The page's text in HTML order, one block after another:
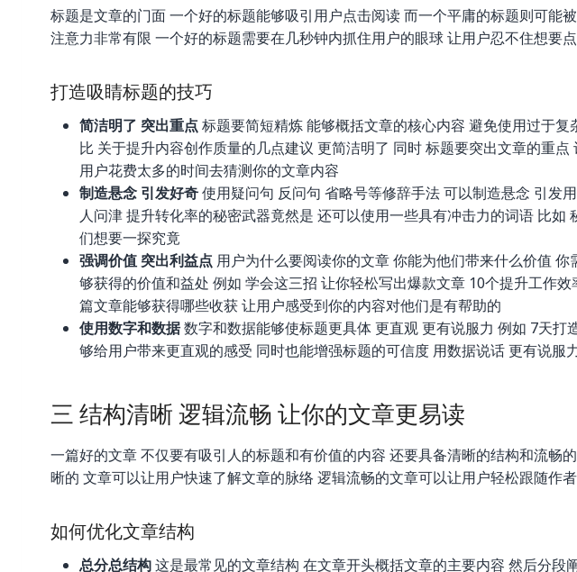
标题是文章的门面 一个好的标题能够吸引用户点击阅读 而一个平庸的标题则可能
注意力非常有限 一个好的标题需要在几秒钟内抓住用户的眼球 让用户忍不住想要
打造吸睛标题的技巧
简洁明了 突出重点 标题要简短精炼 能够概括文章的核心内容 避免使用过于
比 关于提升内容创作质量的几点建议 更简洁明了 同时 标题要突出文章的重
用户花费太多的时间去猜测你的文章内容
制造悬念 引发好奇使用疑问句 反问句 省略号等修辞手法 可以制造悬念 引发
人问津 提升转化率的秘密武器竟然是 还可以使用一些具有冲击力的词语 比如
们想要一探究竟
强调价值 突出利益点 用户为什么要阅读你的文章 你能为他们带来什么价值
够获得的价值和益处 例如 学会这三招 让你轻松写出爆款文章 10个提升工作
篇文章能够获得哪些收获 让用户感受到你的内容对他们是有帮助的
使用数字和数据数字和数据能够使标题更具体 更直观 更有说服力 例如 7天打
够给用户带来更直观的感受 同时也能增强标题的可信度 用数据说话 更有说服
三 结构清晰 逻辑流畅 让你的文章更易读
一篇好的文章 不仅要有吸引人的标题和有价值的内容 还要具备清晰的结构和流畅
晰的 文章可以让用户快速了解文章的脉络 逻辑流畅的文章可以让用户轻松跟随作
如何优化文章结构
总分总结构这是最常见的文章结构 在文章开头概括文章的主要内容 然后分段